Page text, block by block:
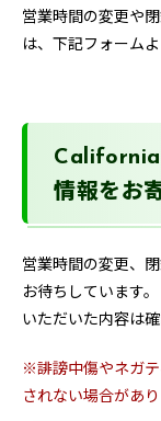
営業時間の変更や
は、下記フォーム
California
情報をお
営業時間の変更、
お待ちしています。
いただいた内容は
※誹謗中傷やネガ
されない場合があり